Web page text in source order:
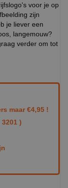
voor je op
zijn
je liever een
langemouw?
verder om tot
maar €4,95 !
)